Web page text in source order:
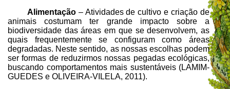
Alimentação– Atividades de cultivo e criação de
animais costumam ter grande impacto sobre a
biodiversidade das áreas em que se desenvolvem, as
quais frequentemente se configuram como áreas
degradadas. Neste sentido, as nossas escolhas podem
ser formas de reduzirmos nossas pegadas ecológicas,
buscando comportamentos mais sustentáveis (LAMIM-
GUEDES e OLIVEIRA-VILELA, 2011).